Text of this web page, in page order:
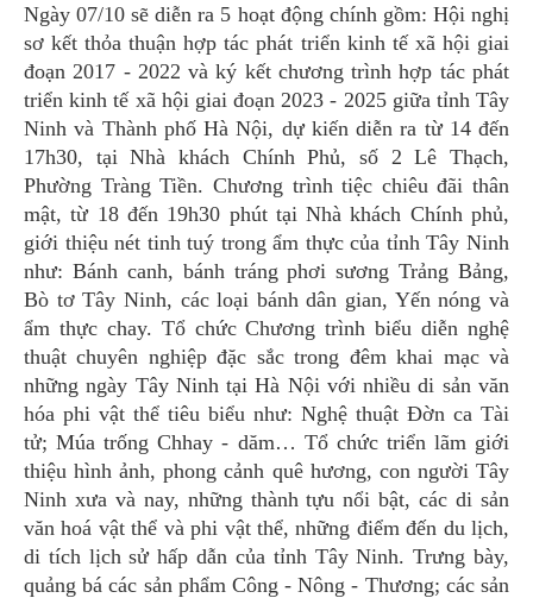
Ngày 07/10 sẽ diễn ra 5 hoạt động chính gồm: Hội nghị
sơ kết thỏa thuận hợp tác phát triển kinh tế xã hội giai
đoạn 2017 - 2022 và ký kết chương trình hợp tác phát
triển kinh tế xã hội giai đoạn 2023 - 2025 giữa tỉnh Tây
Ninh và Thành phố Hà Nội, dự kiến diễn ra từ 14 đến
17h30, tại Nhà khách Chính Phủ, số 2 Lê Thạch,
Phường Tràng Tiền. Chương trình tiệc chiêu đãi thân
mật, từ 18 đến 19h30 phút tại Nhà khách Chính phủ,
giới thiệu nét tinh tuý trong ẩm thực của tỉnh Tây Ninh
như: Bánh canh, bánh tráng phơi sương Trảng Bảng,
Bò tơ Tây Ninh, các loại bánh dân gian, Yến nóng và
ẩm thực chay. Tổ chức Chương trình biểu diễn nghệ
thuật chuyên nghiệp đặc sắc trong đêm khai mạc và
những ngày Tây Ninh tại Hà Nội với nhiều di sản văn
hóa phi vật thể tiêu biểu như: Nghệ thuật Đờn ca Tài
tử; Múa trống Chhay - dăm… Tổ chức triển lãm giới
thiệu hình ảnh, phong cảnh quê hương, con người Tây
Ninh xưa và nay, những thành tựu nổi bật, các di sản
văn hoá vật thể và phi vật thể, những điểm đến du lịch,
di tích lịch sử hấp dẫn của tỉnh Tây Ninh. Trưng bày,
quảng bá các sản phẩm Công - Nông - Thương; các sản